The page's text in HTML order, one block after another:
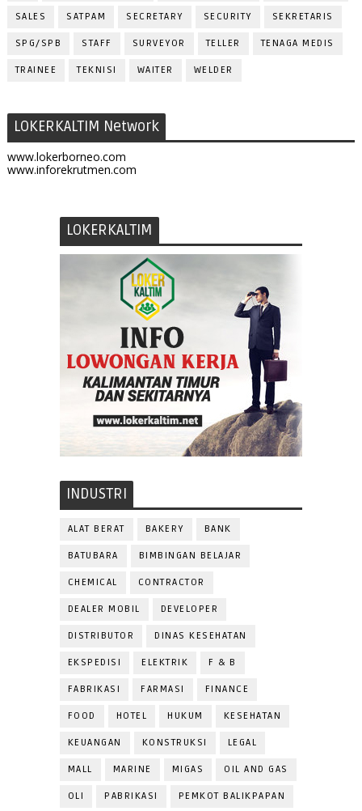
SALES SATPAM SECRETARY SECURITY SEKRETARIS
SPG/SPB STAFF SURVEYOR TELLER TENAGA MEDIS
TRAINEE TEKNISI WAITER WELDER
LOKERKALTIM Network
www.lokerborneo.com
www.inforekrutmen.com
LOKERKALTIM
INDUSTRI
ALAT BERAT BAKERY BANK
BATUBARA BIMBINGAN BELAJAR
CHEMICAL CONTRACTOR
DEALER MOBIL DEVELOPER
DISTRIBUTOR DINAS KESEHATAN
EKSPEDISI ELEKTRIK F & B
FABRIKASI FARMASI FINANCE
FOOD HOTEL HUKUM KESEHATAN
KEUANGAN KONSTRUKSI LEGAL
MALL MARINE MIGAS OIL AND GAS
OLI PABRIKASI PEMKOT BALIKPAPAN